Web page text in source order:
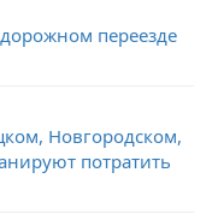
переезде
Новгородском,
потратить